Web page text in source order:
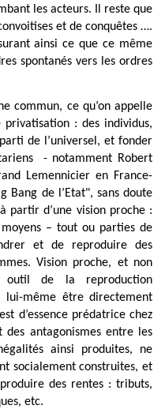
les acteurs. Il reste que
et de conquêtes ….
ainsi ce que ce même
spontanés vers les ordres
commun, ce qu’on appelle
: des individus,
de l’universel, et fonder
-notamment Robert
Lemennicier en France-
Bang de l’Etat", sans doute
partir d’une vision proche :
– tout ou parties de
et de reproduire des
Vision proche, et non
outil de la reproduction
lui-même être directement
d’essence prédatrice chez
antagonismes entre les
ainsi produites, ne
socialement construites, et
des rentes : tributs,
etc.